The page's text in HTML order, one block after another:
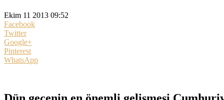
Ekim 11 2013 09:52
Facebook
Twitter
Google+
Pinterest
WhatsApp